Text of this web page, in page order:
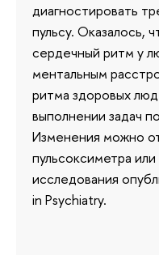
диагностировать
пульсу. Оказалось,
сердечный ритм у
ментальным
ритма здоровых
выполнении задач
Изменения можно
пульсоксиметра
исследования
in Psychiatry.